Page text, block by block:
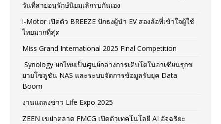
วันที่สายอนุรักษ์นิยมเลิกรบกันเอง
i-Motor เปิดตัว BREEZE ปักธงผู้นำ EV สองล้อที่เข้าใจผู้ใช้
ไทยมากที่สุด
Miss Grand International 2025 Final Competition
Synology ยกไทยเป็นศูนย์กลางการเติบโตในอาเซียนรุกข
ยายโซลูชัน NAS และระบบจัดการข้อมูลรับยุค Data
Boom
งานแถลงข่าว Life Expo 2025
ZEEN เขย่าตลาด FMCG เปิดตัวเทคโนโลยี AI อัจฉริยะ